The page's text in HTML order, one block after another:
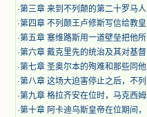
·第三章 来到不列颠的第二十罗马人
·第四章 不列颠王卢修斯写信给教皇
·第五章 塞维路斯用一道壁垒把他所
·第六章 戴克里先的统治及其对基督
·第七章 圣奥尔本的殉难和那些同他
·第八章 这场大迫害停止之后，不列
·第九章 格拉齐安在位时，马克西姆
·第十章 阿卡迪乌斯皇帝在位期间，